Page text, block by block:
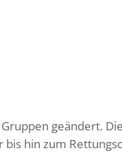
geändert.
hin zum